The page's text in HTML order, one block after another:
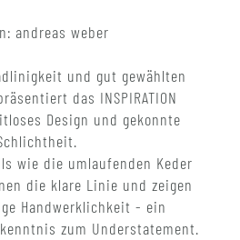
andreas weber
und gut gewählten
das INSPIRATION
Design und gekonnte
wie die umlaufenden Keder
die klare Linie und zeigen
Handwerklichkeit - ein
zum Understatement.